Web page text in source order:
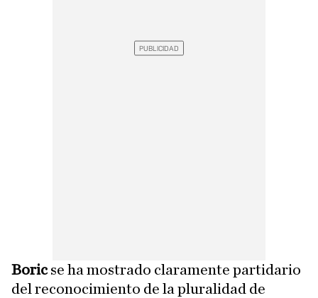
Boricse ha mostrado claramente partidario
del reconocimiento de la pluralidad de